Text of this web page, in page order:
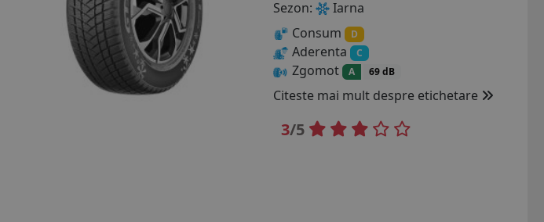
Sezon:
Iarna
Consum
D
Aderenta C
Zgomot A 69 dB
Citeste mai mult despre etichetare
3/5